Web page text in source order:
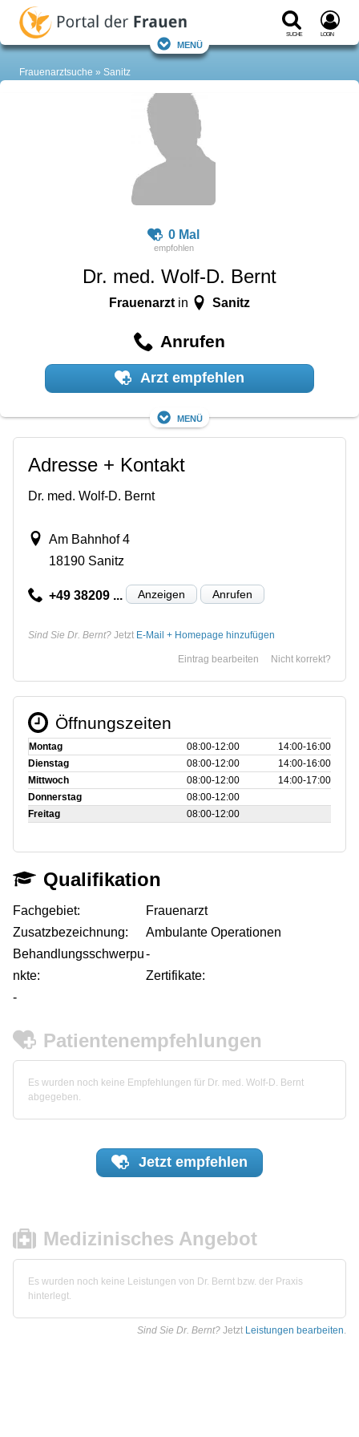
Suche Login
Menü
Frauenarztsuche Sanitz
0 Mal
Dr. med. Wolf-D. Bernt
Frauenarzt in Sanitz
Anrufen
Arzt empfehlen
Menü
Adresse + Kontakt
Dr. med. Wolf-D. Bernt
Am Bahnhof 4
18190 Sanitz
+49 38209 ... Anzeigen Anrufen
Sind Sie Dr. Bernt? Jetzt E-Mail + Homepage hinzufügen
Nicht korrekt?
Eintrag bearbeiten
Öffnungszeiten
Montag 08:00‑12:00
14:00‑16:00
Dienstag
08:00‑12:00
14:00‑16:00
Mittwoch
08:00‑12:00
14:00‑17:00
Donnerstag
08:00‑12:00
Freitag
08:00‑12:00
Qualifikation
Fachgebiet:
Frauenarzt
Zusatzbezeichnung:
Ambulante Operationen
Behandlungsschwerpu
nkte:
-
Zertifikate:
-
Patientenempfehlungen
Es wurden noch keine Empfehlungen für Dr. med. Wolf-D. Bernt
abgegeben.
Jetzt empfehlen
Medizinisches Angebot
Es wurden noch keine Leistungen von Dr. Bernt bzw. der Praxis
hinterlegt.
Sind Sie Dr. Bernt? Jetzt Leistungen bearbeiten.